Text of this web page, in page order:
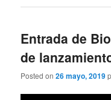
Entrada de
de
Posted on26 mayo, 2019